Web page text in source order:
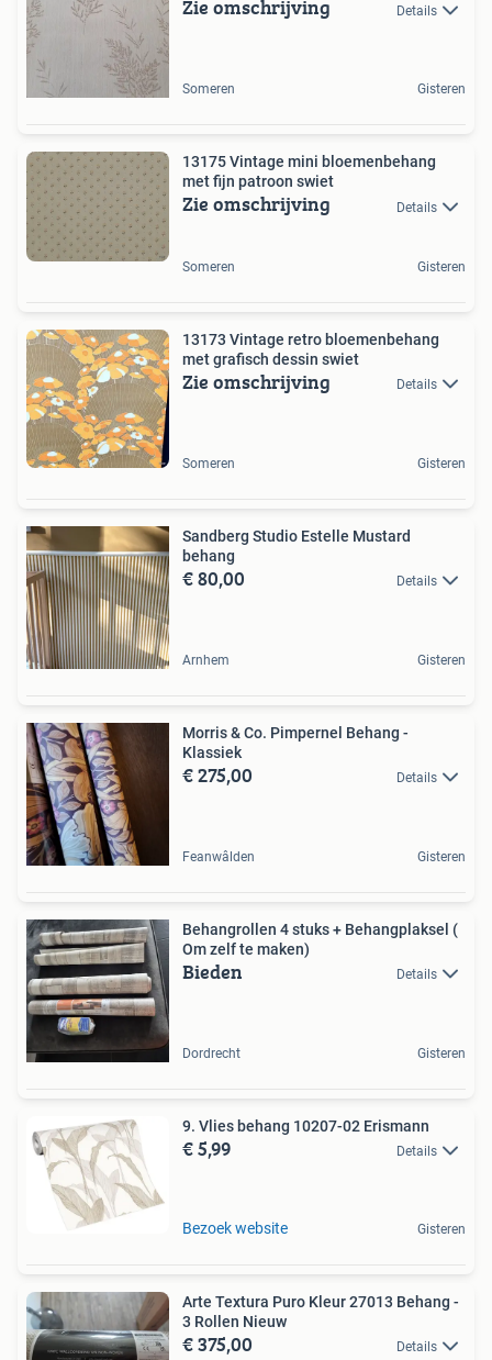
Zie omschrijving Details
Someren Gisteren
13175 Vintage mini bloemenbehang
met fijn patroon swiet
Zie omschrijving Details
Someren Gisteren
13173 Vintage retro bloemenbehang
met grafisch dessin swiet
Zie omschrijving Details
Someren Gisteren
Sandberg Studio Estelle Mustard
behang
€ 80,00 Details
Arnhem Gisteren
Morris & Co. Pimpernel Behang -
Klassiek
€ 275,00 Details
Feanwâlden Gisteren
Behangrollen 4 stuks + Behangplaksel (
Om zelf te maken)
Bieden Details
Dordrecht Gisteren
9. Vlies behang 10207-02 Erismann
€ 5,99 Details
Bezoek website Gisteren
Arte Textura Puro Kleur 27013 Behang -
3 Rollen Nieuw
€ 375,00 Details